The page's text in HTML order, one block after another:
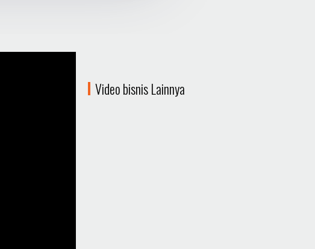
Video bisnis Lainnya